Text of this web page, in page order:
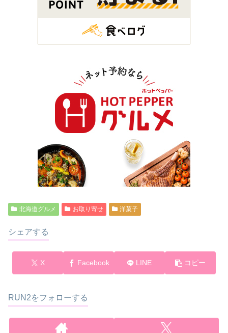
北海道グルメ お取り寄せ 洋菓子
シェアする
X Facebook LINE コピー
RUN2をフォローする